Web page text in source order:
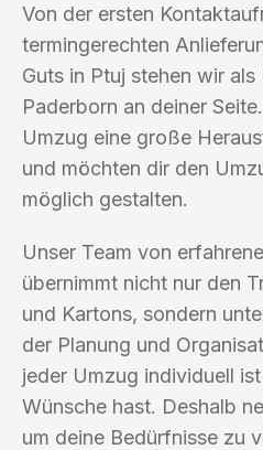
Von der ersten
termingerechten
Guts in Ptuj stehen wir
Paderborn an deiner
Umzug eine große
und möchten dir den
möglich gestalten.
Unser Team von
übernimmt nicht nur den
und Kartons, sondern
der Planung und
jeder Umzug individuell
Wünsche hast. Deshalb
um deine Bedürfnisse zu